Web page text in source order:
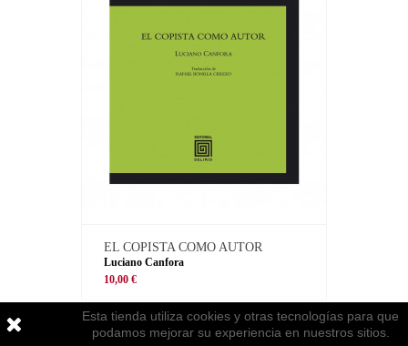
EL COPISTA COMO AUTOR
Luciano Canfora
10,00 €
Esta tienda utiliza cookies y otras tecnologías para que
podamos mejorar su experiencia en nuestros sitios.